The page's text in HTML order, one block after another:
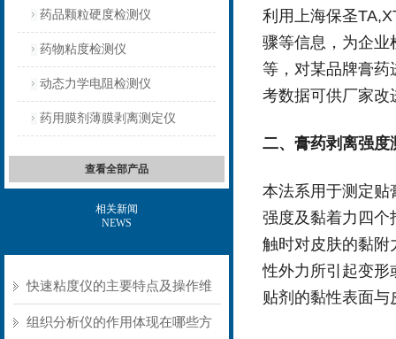
药品颗粒硬度检测仪
药物粘度检测仪
动态力学电阻检测仪
药用膜剂薄膜剥离测定仪
查看全部产品
相关新闻
NEWS
快速粘度仪的主要特点及操作维
护方式
组织分析仪的作用体现在哪些方
利用上海保圣
骤等信息，为企业
等，对某品牌膏药
考数据可供厂家改
二、 膏药剥离强度
本法系用于测定贴
强度及黏着力四个
触时对皮肤的黏附
性外力所引起变形
贴剂的黏性表面